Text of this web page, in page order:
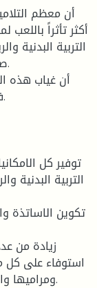
أكثر تأثراً
التربية البدنية
التربية البدنية
استوفاء على كل
ومراميها